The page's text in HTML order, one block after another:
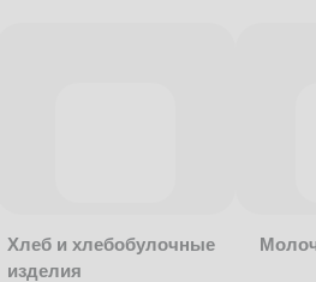
Хлеб и хлебобулочные
изделия